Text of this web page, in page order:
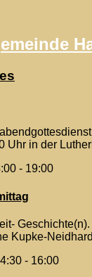
Uhr in der
- 19:00
Kupke-Neidhard
- 16:00